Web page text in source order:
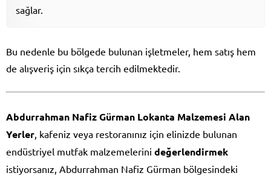
sağlar.
Bu nedenle bu bölgede bulunan işletmeler, hem satış hem
de alışveriş için sıkça tercih edilmektedir.
Abdurrahman Nafiz Gürman Lokanta Malzemesi Alan
Yerler, kafeniz veya restoranınız için elinizde bulunan
endüstriyel mutfak malzemelerini değerlendirmek
istiyorsanız, Abdurrahman Nafiz Gürman bölgesindeki